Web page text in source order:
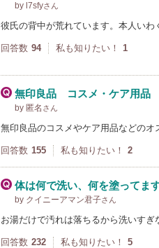
by l7sfyさん
彼氏の背中が荒れています。本人い
回答数 94 私も知りたい！ 1
無印良品 コスメ・ケア用品
by 匿名 さん
無印良品のコスメやケア用品などの
回答数 155 私も知りたい！ 2
体は何で洗い、何を塗ってま
by クイニーアマン君子さん
お湯だけで汚れは落ちるから洗いす
回答数 232 私も知りたい！ 5